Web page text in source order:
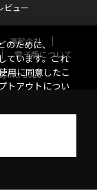
ビュー
運営会社
電子版について
Inc. 2026
ために、
ています。これ
用に同意したこ
トアウトについ